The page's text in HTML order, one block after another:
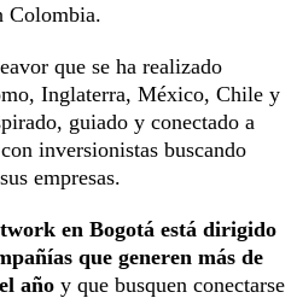
Colombia.
que se ha realizado
Inglaterra, México, Chile y
guiado y conectado a
inversionistas buscando
empresas.
en Bogotá está dirigido
que generen más de
año y que busquen conectarse